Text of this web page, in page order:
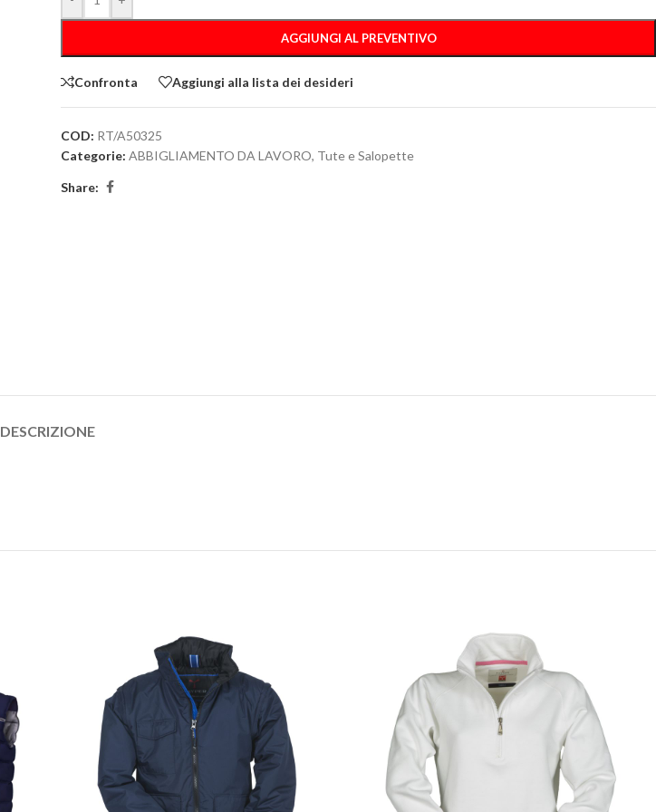
AGGIUNGI AL PREVENTIVO
Confronta Aggiungi alla lista dei desideri
COD: RT/A50325
Categorie: ABBIGLIAMENTO DA LAVORO, Tute e Salopette
Share:
DESCRIZIONE